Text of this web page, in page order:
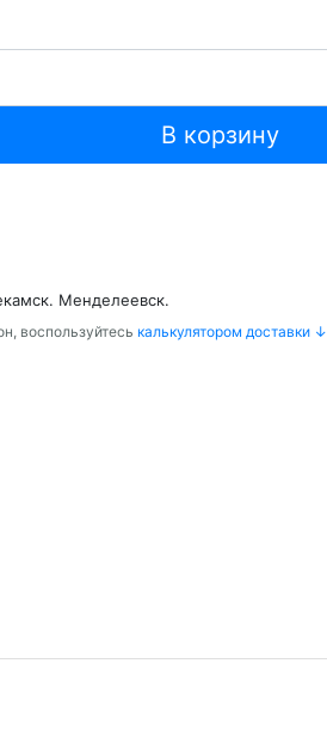
В корзину
Менделеевск.
воспользуйтесь калькулятором доставки ↓